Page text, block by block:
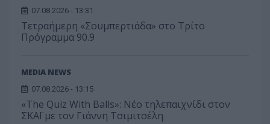
07.08.2026 - 13:31
Τετραήμερη «Σουμπερτιάδα» στο Τρίτο
Πρόγραμμα 90.9
MEDIA NEWS
07.08.2026 - 13:15
«The Quiz With Balls»: Νέο τηλεπαιχνίδι στον
ΣΚΑΪ με τον Γιάννη Τσιμιτσέλη